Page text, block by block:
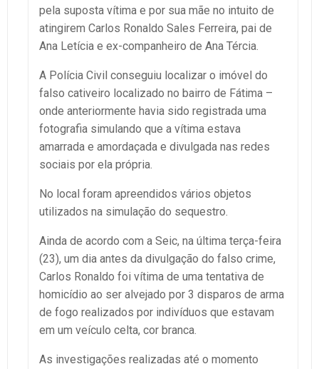
pela suposta vítima e por sua mãe no intuito de
atingirem Carlos Ronaldo Sales Ferreira, pai de
Ana Letícia e ex-companheiro de Ana Tércia.
A Polícia Civil conseguiu localizar o imóvel do
falso cativeiro localizado no bairro de Fátima –
onde anteriormente havia sido registrada uma
fotografia simulando que a vítima estava
amarrada e amordaçada e divulgada nas redes
sociais por ela própria.
No local foram apreendidos vários objetos
utilizados na simulação do sequestro.
Ainda de acordo com a Seic, na última terça-feira
(23), um dia antes da divulgação do falso crime,
Carlos Ronaldo foi vítima de uma tentativa de
homicídio ao ser alvejado por 3 disparos de arma
de fogo realizados por indivíduos que estavam
em um veículo celta, cor branca.
As investigações realizadas até o momento